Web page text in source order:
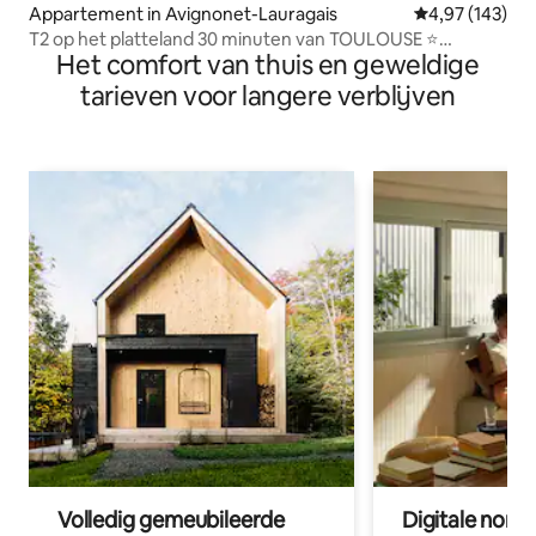
Appartement in Avignonet-Lauragais Gemiddelde
4,97 (143)
T2 op het platteland 30 minuten van TOULOUSE ⭐
Jacuzzi/SPA ⭐
Het comfort van thuis en geweldige
tarieven voor langere verblijven
Volledig gemeubileerde
Digitale